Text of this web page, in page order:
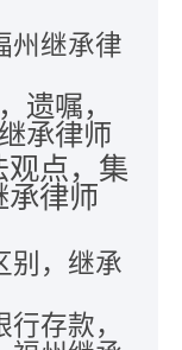
州继承律
遗嘱，
承律师
观点，集
承律师
别，继承
存款，